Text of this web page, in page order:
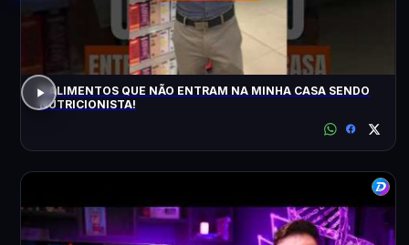
5 ALIMENTOS QUE NÃO ENTRAM NA MINHA CASA SENDO
NUTRICIONISTA!